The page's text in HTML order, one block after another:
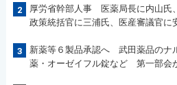
2
厚労省幹部人事 医薬局長に内山
政策統括官に三浦氏、医産審議官に
3
新薬等６製品承認へ 武田薬品のナ
薬・オーゼイフル錠など 第一部会